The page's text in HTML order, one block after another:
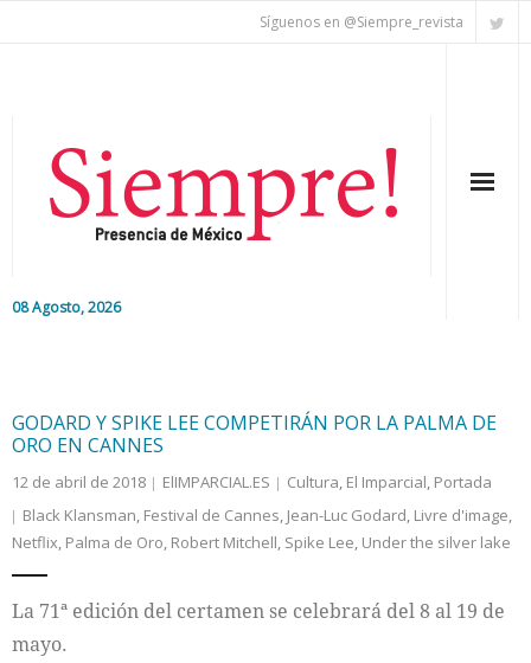
Síguenos en @Siempre_revista
08 Agosto, 2026
Colaboradores
Cultura
GODARD Y SPIKE LEE COMPETIRÁN POR LA PALMA DE
ORO EN CANNES
12 de abril de 2018 ElIMPARCIAL.ES Cultura, El Imparcial, Portada
Black Klansman, Festival de Cannes, Jean-Luc Godard, Livre d'image,
Netflix, Palma de Oro, Robert Mitchell, Spike Lee, Under the silver lake
La 71ª edición del certamen se celebrará del 8 al 19 de
mayo.